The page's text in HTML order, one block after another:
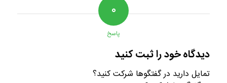
۰
پاسخ
دیدگاه خود را ثبت کنید
تمایل دارید در گفتگوها شرکت کنید؟